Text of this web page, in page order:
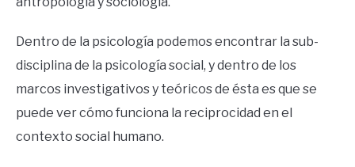
Dentro de la psicología podemos encontrar la sub-
disciplina de la psicología social, y dentro de los
marcos investigativos y teóricos de ésta es que se
puede ver cómo funciona la reciprocidad en el
contexto social humano.